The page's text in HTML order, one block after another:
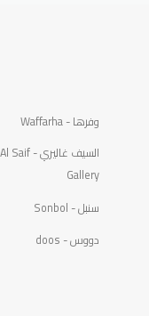
وفرها - Waffarha
السيف غاليري - Al Saif
Gallery
سنبل - Sonbol
دووس - doos